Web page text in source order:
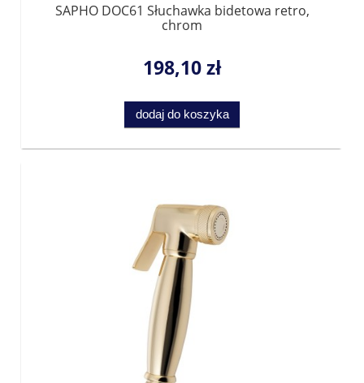
SAPHO DOC61 Słuchawka bidetowa retro,
chrom
198,10 zł
dodaj do koszyka